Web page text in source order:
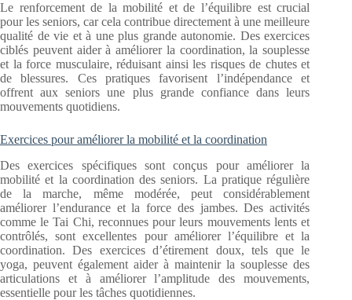
Le renforcement de la mobilité et de l’équilibre est crucial
pour les seniors, car cela contribue directement à une meilleure
qualité de vie et à une plus grande autonomie. Des exercices
ciblés peuvent aider à améliorer la coordination, la souplesse
et la force musculaire, réduisant ainsi les risques de chutes et
de blessures. Ces pratiques favorisent l’indépendance et
offrent aux seniors une plus grande confiance dans leurs
mouvements quotidiens.
Exercices pour améliorer la mobilité et la coordination
Des exercices spécifiques sont conçus pour améliorer la
mobilité et la coordination des seniors. La pratique régulière
de la marche, même modérée, peut considérablement
améliorer l’endurance et la force des jambes. Des activités
comme le Tai Chi, reconnues pour leurs mouvements lents et
contrôlés, sont excellentes pour améliorer l’équilibre et la
coordination. Des exercices d’étirement doux, tels que le
yoga, peuvent également aider à maintenir la souplesse des
articulations et à améliorer l’amplitude des mouvements,
essentielle pour les tâches quotidiennes.